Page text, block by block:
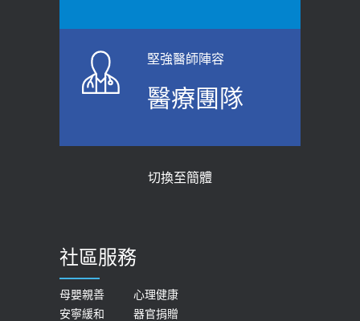
堅強醫師陣容
醫療團隊
切換至簡體
社區服務
母嬰親善
心理健康
安寧緩和
器官捐贈